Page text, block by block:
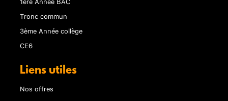
Tronc commun
3ème Année collège
CE6
Liens utiles
Nos offres